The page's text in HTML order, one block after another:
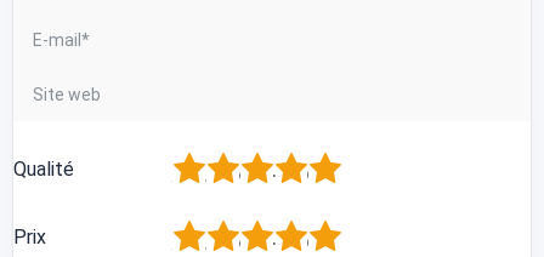
Qualité 5
4
3
2
Prix 5
4
3
2